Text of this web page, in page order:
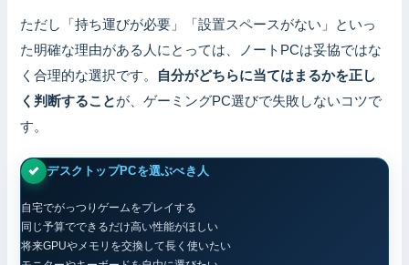
ただし「持ち運びが必要」「設置スペースがない」といっ
た明確な理由がある人にとっては、ノートPCは妥協ではな
く合理的な選択です。 自分がどちらに当てはまるかを正し
く判断することが、ゲーミングPC選びで失敗しないコツで
す。
デスクトップPCを選ぶべき人
自宅でがっつりゲームをプレイする
同じ予算でできるだけ高い性能がほしい
将来GPUやメモリを交換して長く使いたい